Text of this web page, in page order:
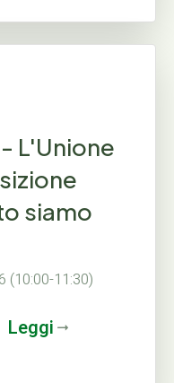
L'Unione
siamo
(10:00-11:30)
Leggi